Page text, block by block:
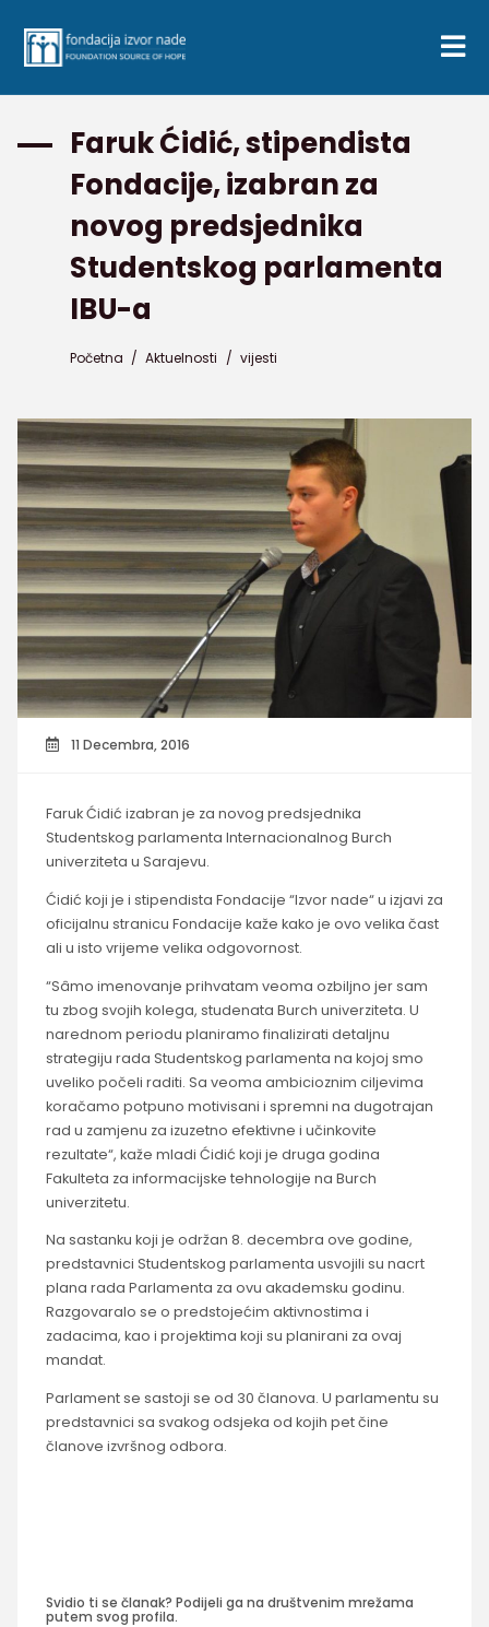
Faruk Ćidić, stipendista
Fondacije, izabran za
novog predsjednika
Studentskog parlamenta
IBU-a
Početna / Aktuelnosti / vijesti
11 Decembra, 2016
Faruk Ćidić izabran je za novog predsjednika
Studentskog parlamenta Internacionalnog Burch
univerziteta u Sarajevu.
Ćidić koji je i stipendista Fondacije “Izvor nade“ u izjavi za
oficijalnu stranicu Fondacije kaže kako je ovo velika čast
ali u isto vrijeme velika odgovornost.
“Sâmo imenovanje prihvatam veoma ozbiljno jer sam
tu zbog svojih kolega, studenata Burch univerziteta. U
narednom periodu planiramo finalizirati detaljnu
strategiju rada Studentskog parlamenta na kojoj smo
uveliko počeli raditi. Sa veoma ambicioznim ciljevima
koračamo potpuno motivisani i spremni na dugotrajan
rad u zamjenu za izuzetno efektivne i učinkovite
rezultate“, kaže mladi Ćidić koji je druga godina
Fakulteta za informacijske tehnologije na Burch
univerzitetu.
Na sastanku koji je održan 8. decembra ove godine,
predstavnici Studentskog parlamenta usvojili su nacrt
plana rada Parlamenta za ovu akademsku godinu.
Razgovaralo se o predstojećim aktivnostima i
zadacima, kao i projektima koji su planirani za ovaj
mandat.
Parlament se sastoji se od 30 članova. U parlamentu su
predstavnici sa svakog odsjeka od kojih pet čine
članove izvršnog odbora.
Svidio ti se članak? Podijeli ga na društvenim mrežama
putem svog profila.